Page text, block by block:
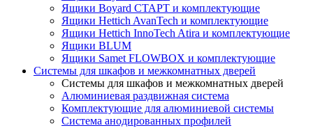
Ящики Boyard СТАРТ и комплектующие
Ящики Hettich AvanTech и комплектующие
Ящики Hettich InnoTech Atira и комплектующие
Ящики BLUM
Ящики Samet FLOWBOX и комплектующие
Системы для шкафов и межкомнатных дверей
Системы для шкафов и межкомнатных дверей
Алюминиевая раздвижная система
Комплектующие для алюминиевой системы
Система анодированных профилей